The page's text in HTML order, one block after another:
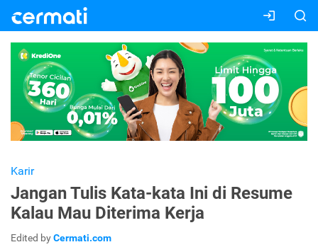
Karir
Jangan Tulis Kata-kata Ini di Resume
Kalau Mau Diterima Kerja
Edited byCermati.com